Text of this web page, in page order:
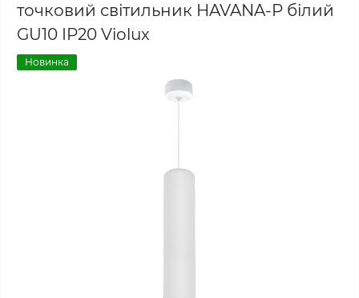
точковий світильник HAVANA-P білий
GU10 IP20 Violux
Новинка